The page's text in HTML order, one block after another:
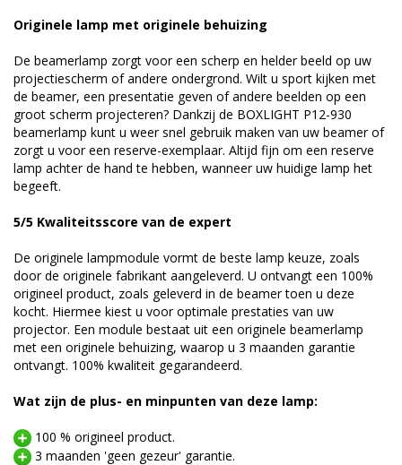
Originele lamp met originele behuizing
De beamerlamp zorgt voor een scherp en helder beeld op uw
projectiescherm of andere ondergrond. Wilt u sport kijken met
de beamer, een presentatie geven of andere beelden op een
groot scherm projecteren? Dankzij de BOXLIGHT P12-930
beamerlamp kunt u weer snel gebruik maken van uw beamer of
zorgt u voor een reserve-exemplaar. Altijd fijn om een reserve
lamp achter de hand te hebben, wanneer uw huidige lamp het
begeeft.
5/5 Kwaliteitsscore van de expert
De originele lampmodule vormt de beste lamp keuze, zoals
door de originele fabrikant aangeleverd. U ontvangt een 100%
origineel product, zoals geleverd in de beamer toen u deze
kocht. Hiermee kiest u voor optimale prestaties van uw
projector. Een module bestaat uit een originele beamerlamp
met een originele behuizing, waarop u 3 maanden garantie
ontvangt. 100% kwaliteit gegarandeerd.
Wat zijn de plus- en minpunten van deze lamp:
100 % origineel product.
3 maanden 'geen gezeur' garantie.